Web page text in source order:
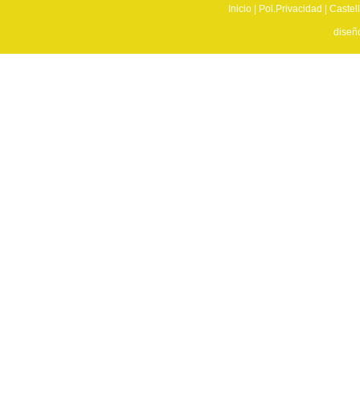
Inicio| Pol.Privacidad